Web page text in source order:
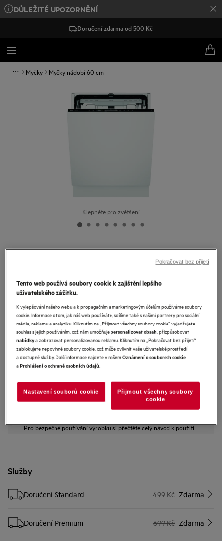
DŮLEŽITÉ UPOZORNĚNÍ
Doručení zdarma od 500 Kč
Myčky Myčky nádobí 60 cm
Klepněte pro zvětšení
NG82IA20SK
Vestavná myčka nádobí Favorit
8000
4.9 (20)
Informační list výrobku
Benefity
Výkonné a účinné mytí odstraňuje připečené nebo zaschlé potraviny.
SatelliteClean® Pro: Účinně odstraňuje zaschlé a připečené zbytky jídla
Všestranné koše EasyFlex Plus s úchyty SoftGrip na sklenice.
Pro bezpečné používání výrobku si přečtěte celý návod k použití.
Služby
Doručení Standard 499 Kč Zdarma
Doručení Premium 699 Kč Zdarma
Tento web používá soubory cookie k zajištění lepšího
uživatelského zážitku.
K vylepšování našeho webu a k propagačním a marketingovým účelům používáme soubory
cookie. Informace o tom, jak náš web používáte, sdílíme také s našimi partnery pro sociální
média, reklamu a analytiku. Kliknutím na „Přijmout všechny soubory cookie“ vyjadřujete
souhlas s jejich používáním, což nám umožňujepersonalizovat obsah, přizpůsobovat
nabídkya zobrazovat personalizovanou reklamu. Kliknutím na „Pokračovat bez přijetí“
zablokujete nepovinné soubory cookie, což může ovlivnit vaše uživatelské prostředí
a dostupné služby. Další informace najdete v našemOznámení o souborech cookie
aProhlášení o ochraně osobních údajů.
Nastavení souborů cookie
Přijmout všechny soubory
cookie
Pokračovat bez přijetí